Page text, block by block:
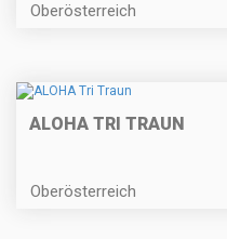
Oberösterreich
ALOHA TRI TRAUN
Oberösterreich